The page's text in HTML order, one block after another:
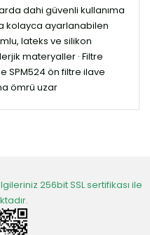
dahi güvenli kullanıma
kolayca ayarlanabilen
lateks ve silikon
materyaller · Filtre
SPM524 ön filtre ilave
ömrü uzar
256bit SSL sertifikası ile